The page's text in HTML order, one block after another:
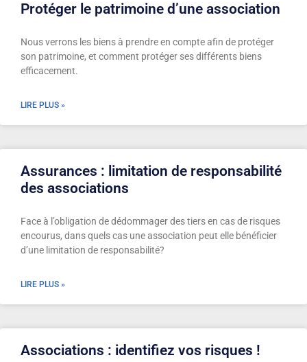
Protéger le patrimoine d’une association
Nous verrons les biens à prendre en compte afin de protéger
son patrimoine, et comment protéger ses différents biens
efficacement.
LIRE PLUS »
Assurances : limitation de responsabilité
des associations
Face à l’obligation de dédommager des tiers en cas de risques
encourus, dans quels cas une association peut elle bénéficier
d’une limitation de responsabilité?
LIRE PLUS »
Associations : identifiez vos risques !